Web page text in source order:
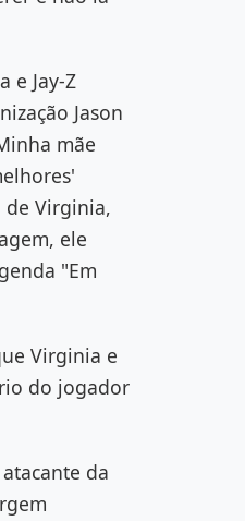
e Jay-Z
Jason
mãe
de Virginia,
ele
"Em
Virginia e
do jogador
da